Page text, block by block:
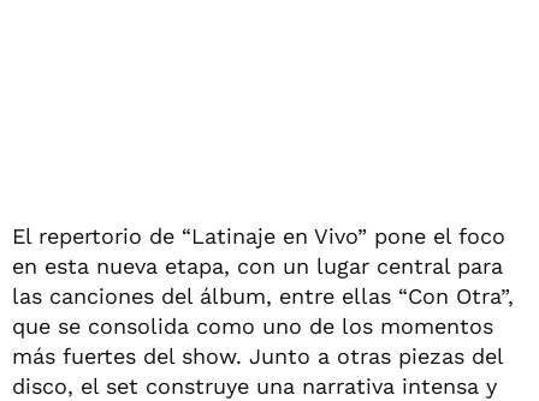
El repertorio de “Latinaje en Vivo” pone el foco
en esta nueva etapa, con un lugar central para
las canciones del álbum, entre ellas “Con Otra”,
que se consolida como uno de los momentos
más fuertes del show. Junto a otras piezas del
disco, el set construye una narrativa intensa y